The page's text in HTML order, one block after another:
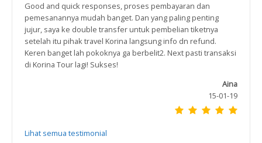
Good and quick responses, proses pembayaran dan
pemesanannya mudah banget. Dan yang paling penting
jujur, saya ke double transfer untuk pembelian tiketnya
setelah itu pihak travel Korina langsung info dn refund.
Keren banget lah pokoknya ga berbelit2. Next pasti transaksi
di Korina Tour lagi! Sukses!
Aina
15-01-19
Lihat semua testimonial